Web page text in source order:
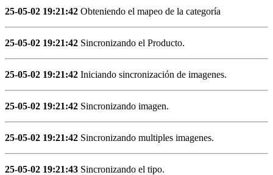
25-05-02 19:21:42 Obteniendo el mapeo de la categoría
25-05-02 19:21:42 Sincronizando el Producto.
25-05-02 19:21:42 Iniciando sincronización de imagenes.
25-05-02 19:21:42 Sincronizando imagen.
25-05-02 19:21:42 Sincronizando multiples imagenes.
25-05-02 19:21:43 Sincronizando el tipo.